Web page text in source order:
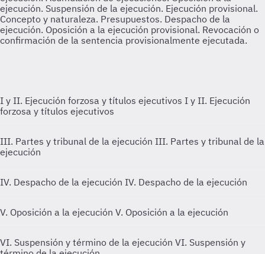
I y II. Ejecución forzosa y títulos ejecutivos I y II. Ejecución
forzosa y títulos ejecutivos
III. Partes y tribunal de la ejecución III. Partes y tribunal de la
ejecución
IV. Despacho de la ejecución IV. Despacho de la ejecución
V. Oposición a la ejecución V. Oposición a la ejecución
VI. Suspensión y término de la ejecución VI. Suspensión y